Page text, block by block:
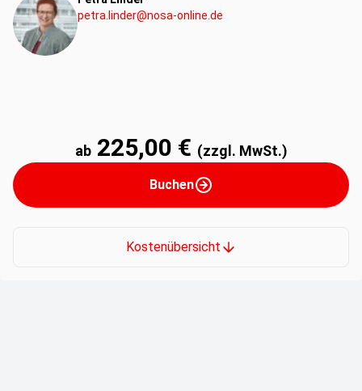
petra.linder@nosa-online.de
ab 225,00 € (zzgl. MwSt.)
Buchen
Kostenübersicht